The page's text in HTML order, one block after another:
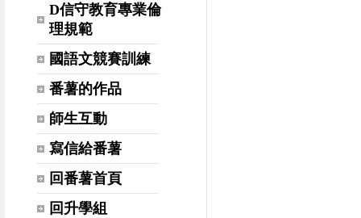
D信守教育專業倫
理規範
國語文競賽訓練
番薯的作品
師生互動
寫信給番薯
回番薯首頁
回升學組